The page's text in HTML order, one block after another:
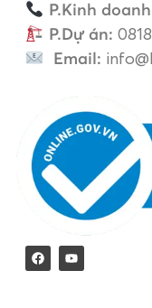
P.Kinh
P.Dự án:
Email: